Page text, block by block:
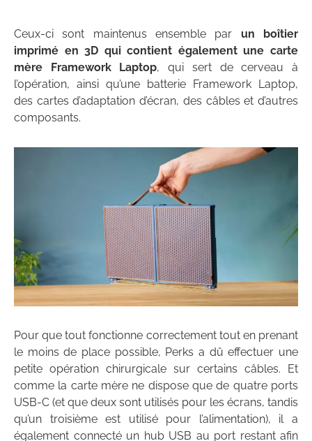
Ceux-ci sont maintenus ensemble par un boîtier
imprimé en 3D qui contient également une carte
mère Framework Laptop, qui sert de cerveau à
l’opération, ainsi qu’une batterie Framework Laptop,
des cartes d’adaptation d’écran, des câbles et d’autres
composants.
Pour que tout fonctionne correctement tout en prenant
le moins de place possible, Perks a dû effectuer une
petite opération chirurgicale sur certains câbles. Et
comme la carte mère ne dispose que de quatre ports
USB-C (et que deux sont utilisés pour les écrans, tandis
qu’un troisième est utilisé pour l’alimentation), il a
également connecté un hub USB au port restant afin